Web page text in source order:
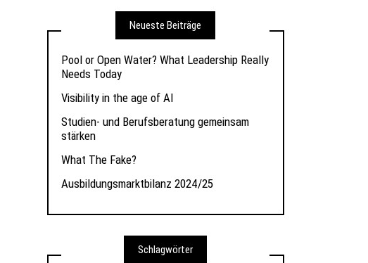
Neueste Beiträge
Pool or Open Water? What Leadership Really
Needs Today
Visibility in the age of AI
Studien- und Berufsberatung gemeinsam
stärken
What The Fake?
Ausbildungsmarktbilanz 2024/25
Schlagwörter